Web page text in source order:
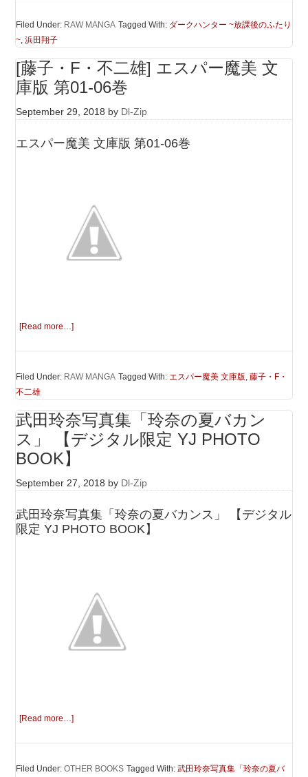
Filed Under: RAW MANGA Tagged With: ダークハンター ~放課後のふたり
~,浜田翔子
[藤子・F・不二雄] エスパー魔美 文
庫版 第01-06巻
September 29, 2018 by Dl-Zip
エスパー魔美 文庫版 第01-06巻
[Read more…]
Filed Under: RAW MANGA Tagged With:エスパー魔美 文庫版,藤子・F・
不二雄
武田玲奈写真集「玲奈の夏バカン
ス」 【デジタル限定 YJ PHOTO
BOOK】
September 27, 2018 by Dl-Zip
武田玲奈写真集「玲奈の夏バカンス」 【デジタル
限定 YJ PHOTO BOOK】
[Read more…]
Filed Under:OTHER BOOKS Tagged With:武田玲奈写真集「玲奈の夏バ